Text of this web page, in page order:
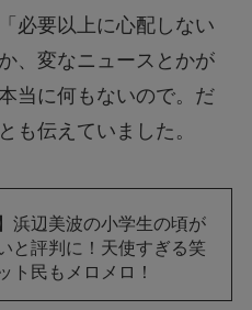
必要以上に心配しない
、変なニュースとかが
当に何もないので。だ
も伝えていました。
浜辺美波の小学生の頃が
と評判に！天使すぎる笑
ト民もメロメロ！